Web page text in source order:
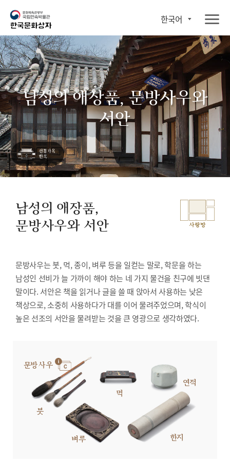
한국어
남성의 애장품, 문방사우와
서안
남성의 애장품,
문방사우와 서안
사랑방
문방사우는 붓, 먹, 종이, 벼루 등을 일컫는 말로, 학문을 하는
남성인 선비가 늘 가까이 해야 하는 네 가지 물건을 친구에 빗댄
말이다. 서안은 책을 읽거나 글을 쓸 때 앉아서 사용하는 낮은
책상으로, 소중히 사용하다가 대를 이어 물려주었으며, 학식이
높은 선조의 서안을 물려받는 것을 큰 영광으로 생각하였다.
문방사우
붓
먹
연적
벼루 한지